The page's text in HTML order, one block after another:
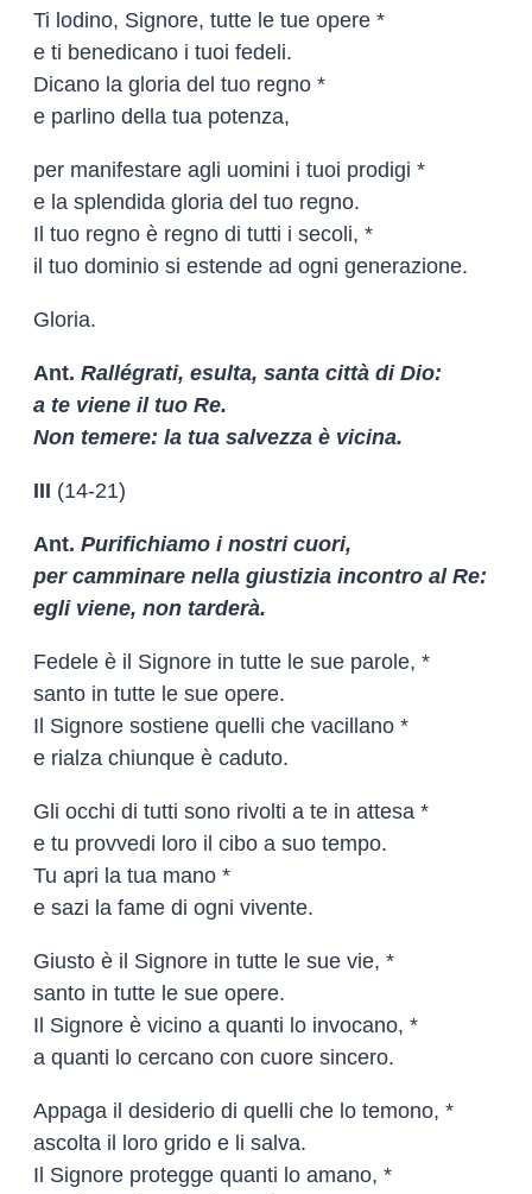
Ti lodino, Signore, tutte le tue opere *
e ti benedicano i tuoi fedeli.
Dicano la gloria del tuo regno *
e parlino della tua potenza,
per manifestare agli uomini i tuoi prodigi *
e la splendida gloria del tuo regno.
Il tuo regno è regno di tutti i secoli, *
il tuo dominio si estende ad ogni generazione.
Gloria.
Ant. Rallégrati, esulta, santa città di Dio:
a te viene il tuo Re.
Non temere: la tua salvezza è vicina.
III (14-21)
Ant. Purifichiamo i nostri cuori,
per camminare nella giustizia incontro al Re:
egli viene, non tarderà.
Fedele è il Signore in tutte le sue parole, *
santo in tutte le sue opere.
Il Signore sostiene quelli che vacillano *
e rialza chiunque è caduto.
Gli occhi di tutti sono rivolti a te in attesa *
e tu provvedi loro il cibo a suo tempo.
Tu apri la tua mano *
e sazi la fame di ogni vivente.
Giusto è il Signore in tutte le sue vie, *
santo in tutte le sue opere.
Il Signore è vicino a quanti lo invocano, *
a quanti lo cercano con cuore sincero.
Appaga il desiderio di quelli che lo temono, *
ascolta il loro grido e li salva.
Il Signore protegge quanti lo amano, *